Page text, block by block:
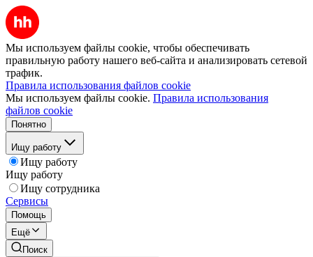
Мы используем файлы cookie, чтобы обеспечивать
правильную работу нашего веб-сайта и анализировать сетевой
трафик.
Правила использования файлов cookie
Мы используем файлы cookie. Правила использования
файлов cookie
Понятно
Ищу работу
Ищу работу
Ищу работу
Ищу сотрудника
Сервисы
Помощь
Ещё
Поиск